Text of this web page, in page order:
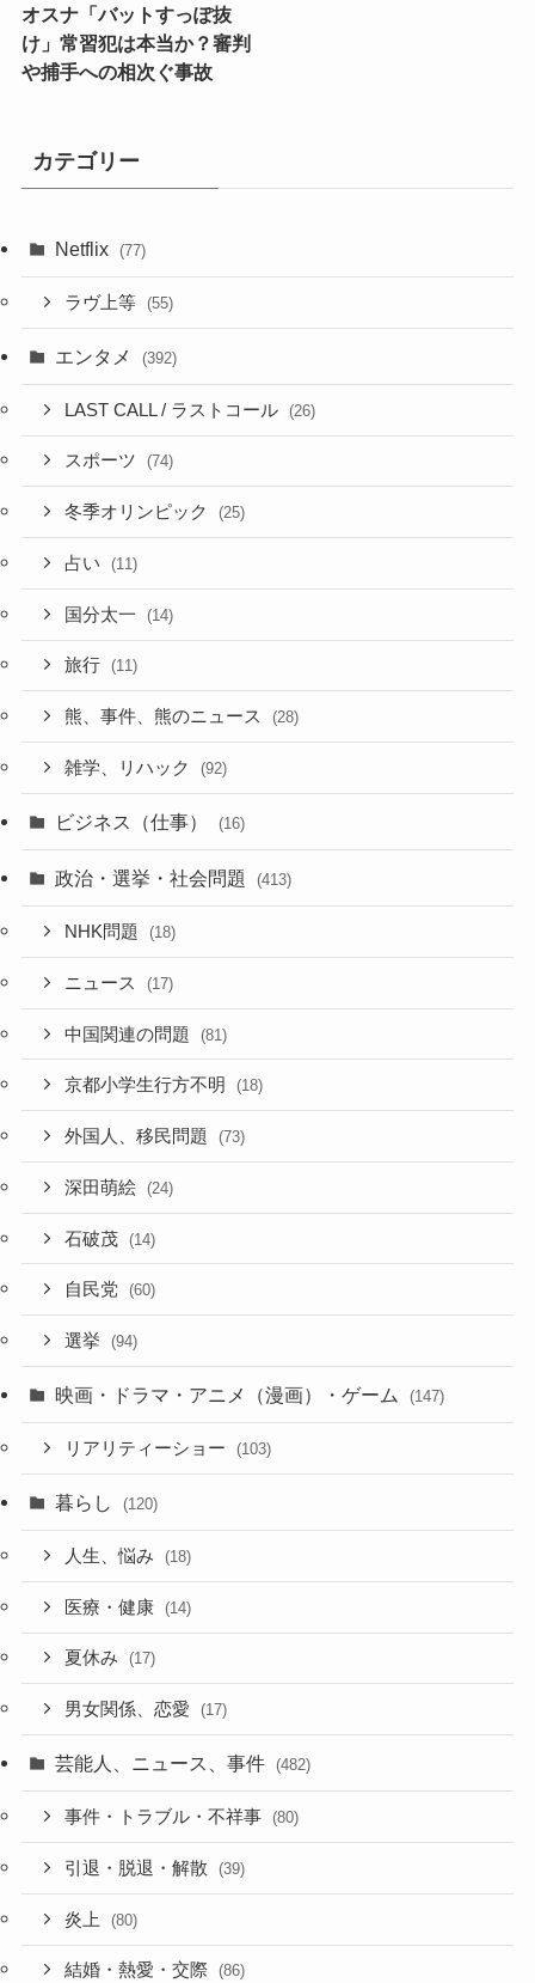
オスナ「バットすっぽ抜
け」常習犯は本当か？審判
や捕手への相次ぐ事故
カテゴリー
Netflix (77)
ラヴ上等 (55)
エンタメ (392)
LAST CALL / ラストコール (26)
スポーツ (74)
冬季オリンピック (25)
占い (11)
国分太一 (14)
旅行 (11)
熊、事件、熊のニュース (28)
雑学、リハック (92)
ビジネス（仕事） (16)
政治・選挙・社会問題 (413)
NHK問題 (18)
ニュース (17)
中国関連の問題 (81)
京都小学生行方不明 (18)
外国人、移民問題 (73)
深田萌絵 (24)
石破茂 (14)
自民党 (60)
選挙 (94)
映画・ドラマ・アニメ（漫画）・ゲーム (147)
リアリティーショー (103)
暮らし (120)
人生、悩み (18)
医療・健康 (14)
夏休み (17)
男女関係、恋愛 (17)
芸能人、ニュース、事件 (482)
事件・トラブル・不祥事 (80)
引退・脱退・解散 (39)
炎上 (80)
結婚・熱愛・交際 (86)